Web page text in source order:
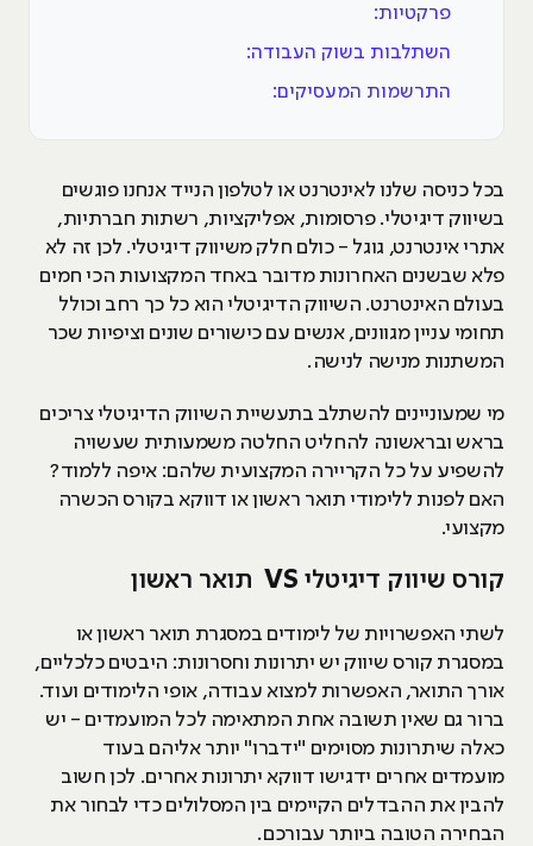
פרקטיות:
השתלבות בשוק העבודה:
התרשמות המעסיקים:
בכל כניסה שלנו לאינטרנט או לטלפון הנייד אנחנו פוגשים
בשיווק דיגיטלי. פרסומות, אפליקציות, רשתות חברתיות,
אתרי אינטרנט, גוגל - כולם חלק משיווק דיגיטלי. לכן זה לא
פלא שבשנים האחרונות מדובר באחד המקצועות הכי חמים
בעולם האינטרנט. השיווק הדיגיטלי הוא כל כך רחב וכולל
תחומי עניין מגוונים, אנשים עם כישורים שונים וציפיות שכר
המשתנות מנישה לנישה.
מי שמעוניינים להשתלב בתעשיית השיווק הדיגיטלי צריכים
בראש ובראשונה להחליט החלטה משמעותית שעשויה
להשפיע על כל הקריירה המקצועית שלהם: איפה ללמוד?
האם לפנות ללימודי תואר ראשון או דווקא בקורס הכשרה
מקצועי.
קורס שיווק דיגיטלי VS תואר ראשון
לשתי האפשרויות של לימודים במסגרת תואר ראשון או
במסגרת קורס שיווק יש יתרונות וחסרונות: היבטים כלכליים,
אורך התואר, האפשרות למצוא עבודה, אופי הלימודים ועוד.
ברור גם שאין תשובה אחת המתאימה לכל המועמדים - יש
כאלה שיתרונות מסוימים "ידברו" יותר אליהם בעוד
מועמדים אחרים ידגישו דווקא יתרונות אחרים. לכן חשוב
להבין את ההבדלים הקיימים בין המסלולים כדי לבחור את
הבחירה הטובה ביותר עבורכם.